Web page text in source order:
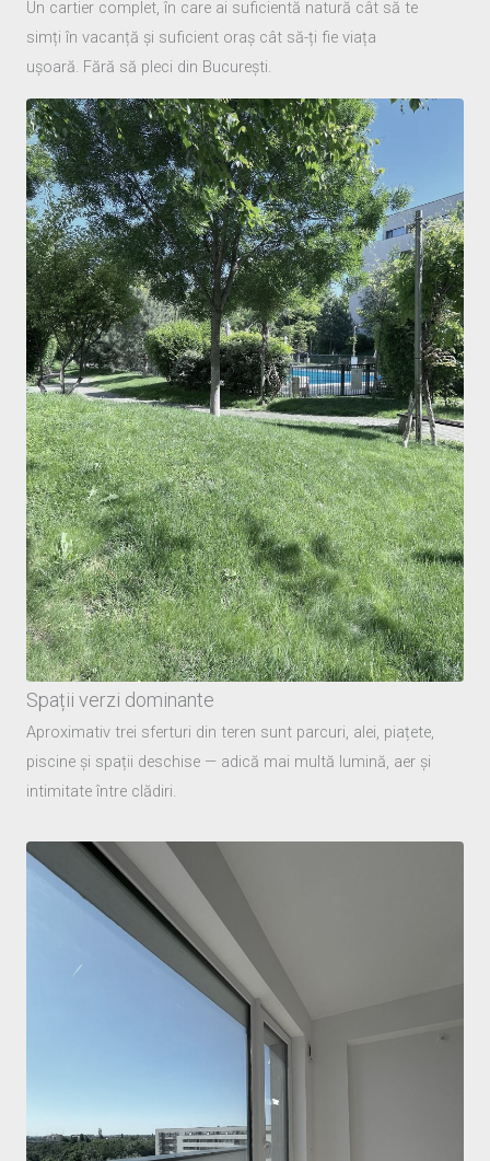
Un cartier complet, în care ai suficientă natură cât să te
simți în vacanță și suficient oraș cât să-ți fie viața
ușoară. Fără să pleci din București.
Spații verzi dominante
Aproximativ trei sferturi din teren sunt parcuri, alei, piațete,
piscine și spații deschise — adică mai multă lumină, aer și
intimitate între clădiri.